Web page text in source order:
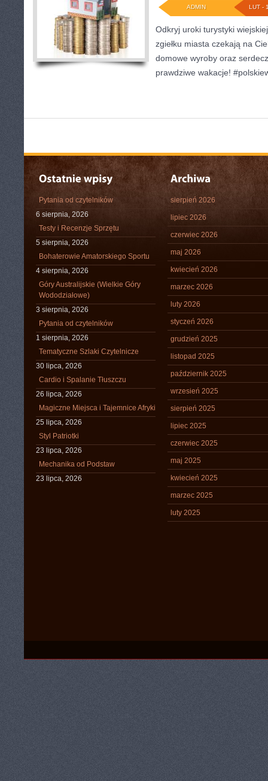
LUT -
ADMIN
Odkryj uroki turystyki
zgiełku miasta czekają na
domowe wyroby oraz
prawdziwe wakacje!
Pytania od czytelników
6 sierpnia, 2026
Testy i Recenzje Sprzętu
5 sierpnia, 2026
Bohaterowie Amatorskiego Sportu
4 sierpnia, 2026
Góry Australijskie (Wielkie Góry
Wododziałowe)
3 sierpnia, 2026
Pytania od czytelników
1 sierpnia, 2026
Tematyczne Szlaki Czytelnicze
30 lipca, 2026
Cardio i Spalanie Tłuszczu
26 lipca, 2026
Magiczne Miejsca i Tajemnice Afryki
25 lipca, 2026
Styl Patriotki
23 lipca, 2026
Mechanika od Podstaw
23 lipca, 2026
sierpień 2026
lipiec 2026
czerwiec 2026
maj 2026
kwiecień 2026
marzec 2026
luty 2026
styczeń 2026
grudzień 2025
listopad 2025
październik 2025
wrzesień 2025
sierpień 2025
lipiec 2025
czerwiec 2025
maj 2025
kwiecień 2025
marzec 2025
luty 2025